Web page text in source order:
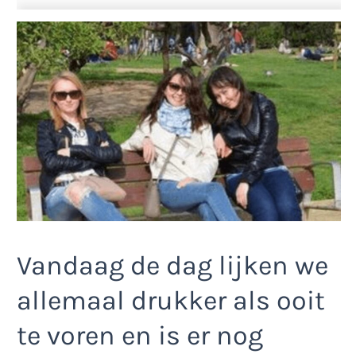
Vandaag de dag lijken we
allemaal drukker als ooit
te voren en is er nog